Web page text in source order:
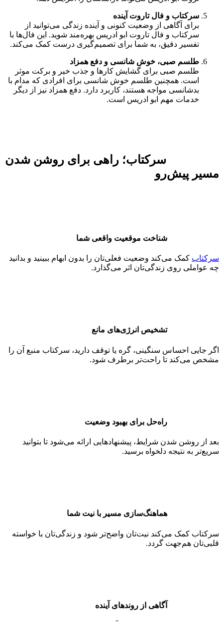
سرکتاب و فال تاروت آینده
برای آگاهی از وضعیت کنونی و آینده زندگی می‌توانید از
سرکتاب و فال تاروت ابو ادریس بهره‌مند شوید. این فال‌ها با
تفسیر دقیق، به شما برای تصمیم‌گیری درست کمک می‌کند.
طلسم صبی، خوش شانسی و دفع همزاد
طلسم صبی برای گشایش کارها و جذب خیر و برکت موثر
است. همچنین طلسم خوش شانسی برای افرادی که مدام با
بدشانسی مواجه هستند، کاربرد دارد. دفع همزاد نیز از دیگر
خدمات مهم ابو ادریس است.
سرکتاب؛ راهی برای روشن شدن
مسیر پیش‌رو
شناخت موقعیت واقعی شما
سرکتاب کمک می‌کند وضعیت فعلی‌تان را بدون ابهام ببینید و بدانید
چه عواملی روی زندگی‌تان اثر می‌گذارد.
تشخیص انرژی‌های مانع
اگر جایی احساس سنگینی، گره یا توقف دارید، سرکتاب منبع آن را
مشخص می‌کند تا راحت‌تر برطرف شود.
راه‌حل برای بهبود وضعیت
بعد از روشن شدن شرایط، پیشنهادهایی ارائه می‌شود تا بتوانید
سریع‌تر به نتیجه دلخواه برسید.
هماهنگ‌سازی مسیر با نیت شما
سرکتاب کمک می‌کند نیت‌تان واضح‌تر شود و زندگی‌تان با خواسته
قلبی‌تان هم‌جهت گردد.
آگاهی از روندهای آینده